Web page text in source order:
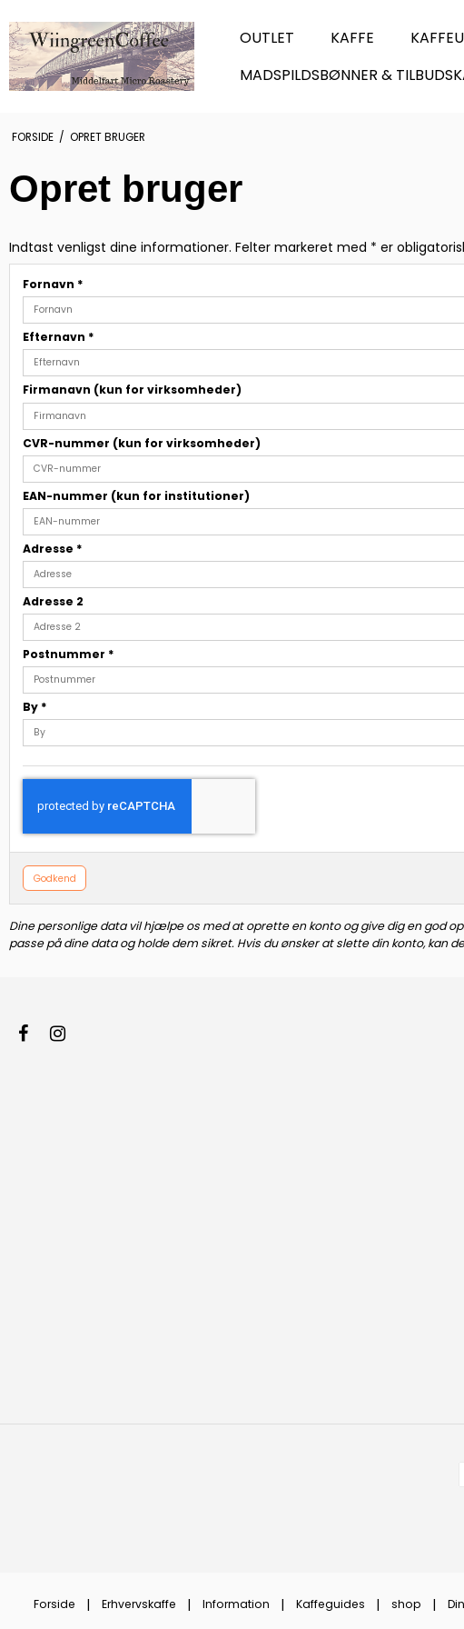
OUTLET KAFFE
MADSPILDSBØNNER &
FORSIDE / OPRET BRUGER
Opret bruger
Indtast venligst dine informationer. Felter markeret med * er
Fornavn *
Efternavn *
Firmanavn (kun for virksomheder)
CVR-nummer (kun for virksomheder)
EAN-nummer (kun for institutioner)
Adresse *
Adresse 2
Postnummer *
By *
Godkend
Dine personlige data vil hjælpe os med at oprette en konto og give dig en god
passe på dine data og holde dem sikret. Hvis du ønsker at slette din konto, kan
Forside Erhvervskaffe Information Kaffeguides shop